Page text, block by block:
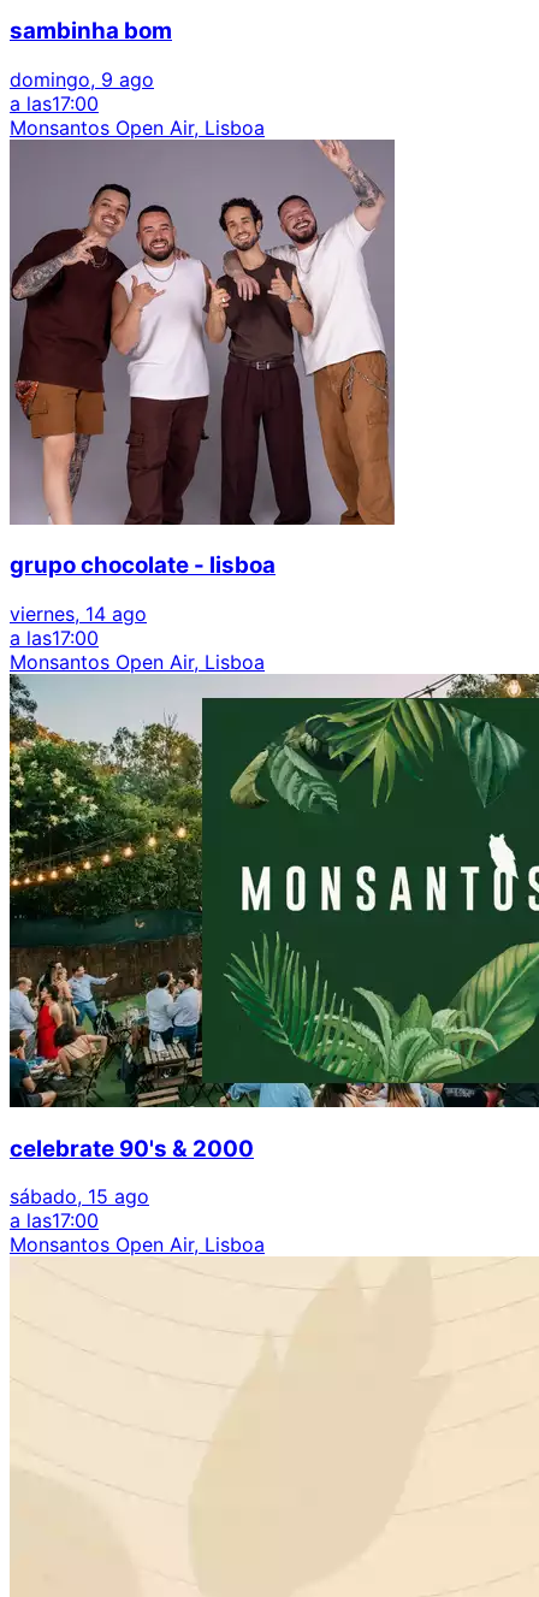
sambinha bom
domingo, 9 ago
a las17:00
Monsantos Open Air, Lisboa
grupo chocolate - lisboa
viernes, 14 ago
a las17:00
Monsantos Open Air, Lisboa
celebrate 90's & 2000
sábado, 15 ago
a las17:00
Monsantos Open Air, Lisboa